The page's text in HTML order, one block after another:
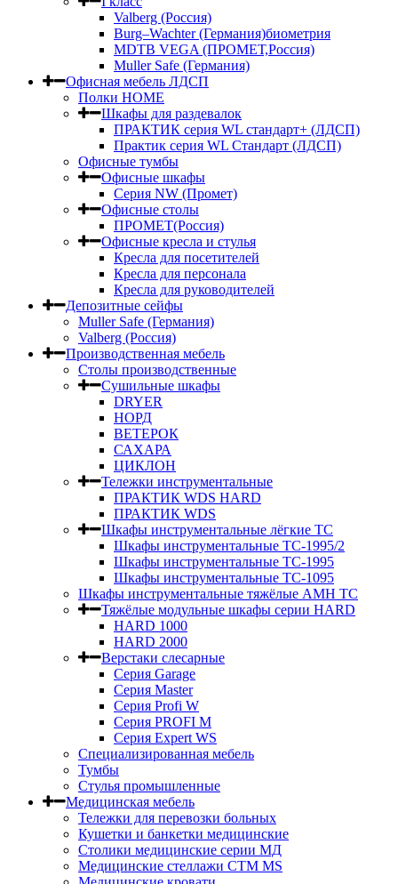
Valberg (Россия)
Burg–Wachter (Германия)биометрия
MDTB VEGA (ПРОМЕТ,Россия)
Muller Safe (Германия)
Офисная мебель ЛДСП
Полки HOME
Шкафы для раздевалок
ПРАКТИК серия WL стандарт+ (ЛДСП)
Практик серия WL Стандарт (ЛДСП)
Офисные тумбы
Офисные шкафы
Серия NW (Промет)
Офисные столы
ПРОМЕТ(Россия)
Офисные кресла и стулья
Кресла для посетителей
Кресла для персонала
Кресла для руководителей
Депозитные сейфы
Muller Safe (Германия)
Valberg (Россия)
Производственная мебель
Столы производственные
Сушильные шкафы
DRYER
НОРД
ВЕТЕРОК
САХАРА
ЦИКЛОН
Тележки инструментальные
ПРАКТИК WDS HARD
ПРАКТИК WDS
Шкафы инструментальные лёгкие ТС
Шкафы инструментальные ТС-1995/2
Шкафы инструментальные TC-1995
Шкафы инструментальные TC-1095
Шкафы инструментальные тяжёлые AMH TC
Тяжёлые модульные шкафы серии HARD
HARD 1000
HARD 2000
Верстаки слесарные
Серия Garage
Серия Master
Серия Profi W
Серия PROFI M
Серия Expert WS
Специализированная мебель
Тумбы
Стулья промышленные
Медицинская мебель
Тележки для перевозки больных
Кушетки и банкетки медицинские
Столики медицинские серии МД
Медицинские стеллажи СТМ MS